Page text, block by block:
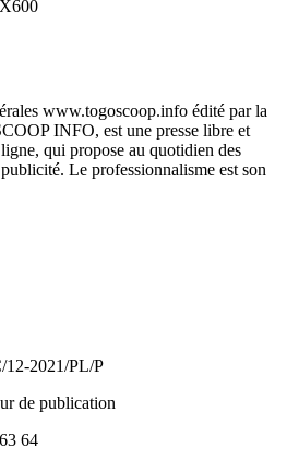
www.togoscoop.info édité par la
INFO, est une presse libre et
qui propose au quotidien des
Le professionnalisme est son
12-2021/PL/P
de publication
64